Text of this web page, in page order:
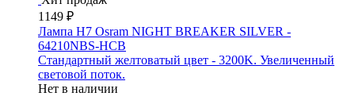
1149 ₽
Лампа H7 Osram NIGHT BREAKER SILVER -
64210NBS-HCB
Стандартный желтоватый цвет - 3200K. Увеличенный
световой поток.
Нет в наличии